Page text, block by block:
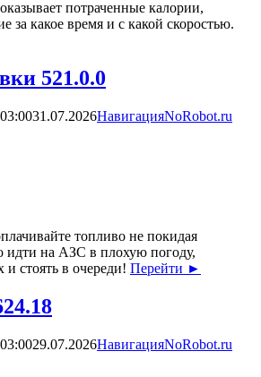
потраченные калории,
за какое время и с какой скоростью.
521.0.0
31.07.2026НавигацияNoRobot.ru
топливо не покидая
идти на АЗС в плохую погоду,
и стоять в очереди! Перейти ►
29.07.2026НавигацияNoRobot.ru